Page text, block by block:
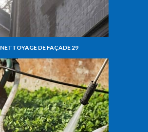
NETTOYAGE DE FAÇADE 29